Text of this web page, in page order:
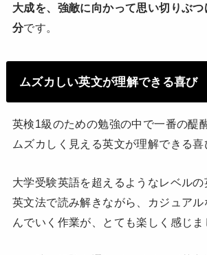
大成を、強敵に向かって思い切りぶ
分です。
ムズカしい英文が理解できる喜び
英検1級のための勉強の中で一番の醍
ムズカしく見える英文が理解できる喜
大学受験英語を超えるようなレベル
英文法で読み解きながら、カジュア
んでいく作業が、とても楽しく感じま